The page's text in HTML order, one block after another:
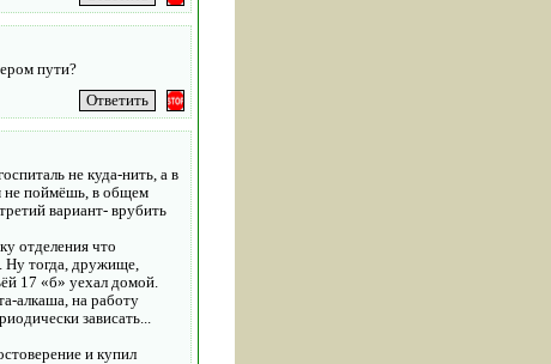
пути?
не куда-нить, а в
не поймёшь, в общем
вариант- врубить
отделения что
Ну тогда, дружище,
17 «б» уехал домой.
алкаша, на работу
зависать...
и купил